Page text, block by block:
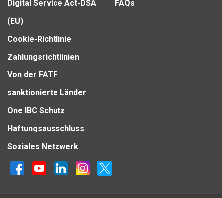
Digital Service Act-DSA
(EU)
Cookie-Richtlinie
Zahlungsrichtlinien
Von der FATF
sanktionierte Länder
One IBC Schutz
Haftungsausschluss
FAQs
Soziales Netzwerk